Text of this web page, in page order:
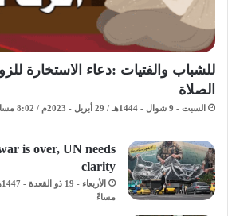
للشباب والفتيات :دعاء الاستخارة
الصلاة
السبت - 9 شوال - 1444هـ / 29 أبريل - 2023م / 8:02 مساءً
is over, UN needs
clarity
مساءً